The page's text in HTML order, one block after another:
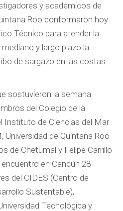
y académicos de
Roo conformaron hoy
Técnico para atender la
y largo plazo la
de sargazo en las costas
sostuvieron la semana
del Colegio de la
Instituto de Ciencias del Mar
Universidad de Quintana Roo
de Chetumal y Felipe Carrillo
en Cancún 28
del CIDES (Centro de
Sustentable),
Tecnológica y